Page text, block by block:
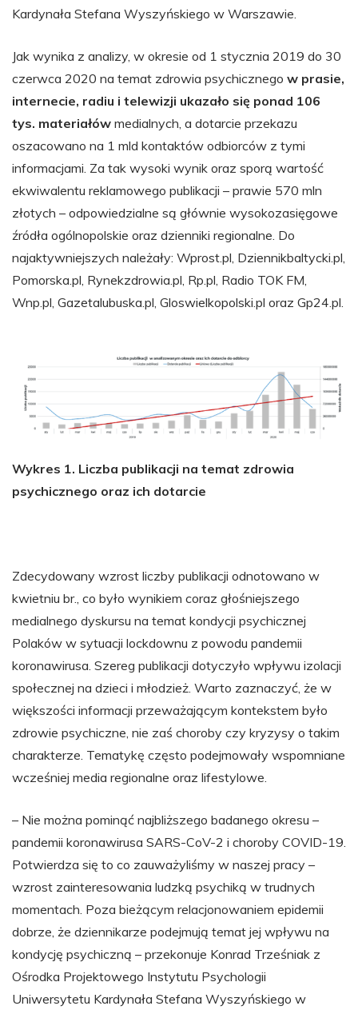
Kardynała Stefana Wyszyńskiego w Warszawie.
Jak wynika z analizy, w okresie od 1 stycznia 2019 do 30
czerwca 2020 na temat zdrowia psychicznego w prasie,
internecie, radiu i telewizji ukazało się ponad 106
tys. materiałów medialnych, a dotarcie przekazu
oszacowano na 1 mld kontaktów odbiorców z tymi
informacjami. Za tak wysoki wynik oraz sporą wartość
ekwiwalentu reklamowego publikacji – prawie 570 mln
złotych – odpowiedzialne są głównie wysokozasięgowe
źródła ogólnopolskie oraz dzienniki regionalne. Do
najaktywniejszych należały: Wprost.pl, Dziennikbaltycki.pl,
Pomorska.pl, Rynekzdrowia.pl, Rp.pl, Radio TOK FM,
Wnp.pl, Gazetalubuska.pl, Gloswielkopolski.pl oraz Gp24.pl.
Wykres 1. Liczba publikacji na temat zdrowia
psychicznego oraz ich dotarcie
Zdecydowany wzrost liczby publikacji odnotowano w
kwietniu br., co było wynikiem coraz głośniejszego
medialnego dyskursu na temat kondycji psychicznej
Polaków w sytuacji lockdownu z powodu pandemii
koronawirusa. Szereg publikacji dotyczyło wpływu izolacji
społecznej na dzieci i młodzież. Warto zaznaczyć, że w
większości informacji przeważającym kontekstem było
zdrowie psychiczne, nie zaś choroby czy kryzysy o takim
charakterze. Tematykę często podejmowały wspomniane
wcześniej media regionalne oraz lifestylowe.
– Nie można pominąć najbliższego badanego okresu –
pandemii koronawirusa SARS-CoV-2 i choroby COVID-19.
Potwierdza się to co zauważyliśmy w naszej pracy –
wzrost zainteresowania ludzką psychiką w trudnych
momentach. Poza bieżącym relacjonowaniem epidemii
dobrze, że dziennikarze podejmują temat jej wpływu na
kondycję psychiczną – przekonuje Konrad Trześniak z
Ośrodka Projektowego Instytutu Psychologii
Uniwersytetu Kardynała Stefana Wyszyńskiego w